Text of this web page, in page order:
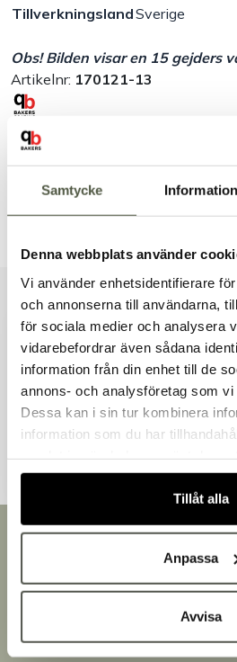
Samtycke Information
Denna webbplats använder
Vi använder enhetsidentifierare
och annonserna till användarna,
för sociala medier och analysera
vidarebefordrar även sådana
information från din enhet till de
annons- och analysföretag som vi
Dessa kan i sin tur kombinera
information som du har
Tillåt alla
Anpassa
Avvisa
TillverkningslandSverige
Obs! Bilden visar en 15 gejders
Artikelnr: 170121-13
Brett sortiment
Dokument &
Liknande produkter
Andra kunder tittade
Snabb leverans
Leverans inom 3-5
Brett sortiment
Designat och tillverkat i
Välkommen till
Handlar du som företag
Fortsätt som